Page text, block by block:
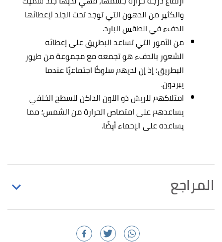
والكثير من الدهون التي توجد تحت الجلد لإعطائها
الدفء في الطقس البارد.
من الأمور التي تساعد البطريق على إعطائه
الشعور بالدفء هو تجمعه مع مجموعة من طيور
البطريق؛ إذ إن لديهم سلوكًا اجتماعيًا عندما
يبردون.
امتلاكهم للريش ذو اللون الداكن للسطح الخلفي
يساعدهم على امتصاص الحرارة من الشمس؛ مما
يساعده على الإحماء أيضًا.
المراجع